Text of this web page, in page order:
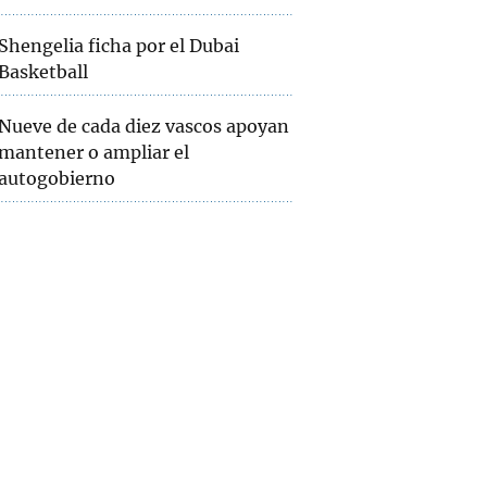
ficha por el Dubai
de cada diez vascos apoyan
o ampliar el